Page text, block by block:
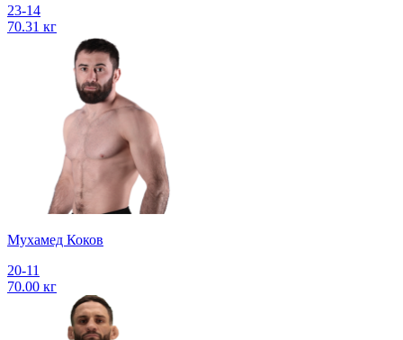
23-14
70.31 кг
Мухамед Коков
20-11
70.00 кг